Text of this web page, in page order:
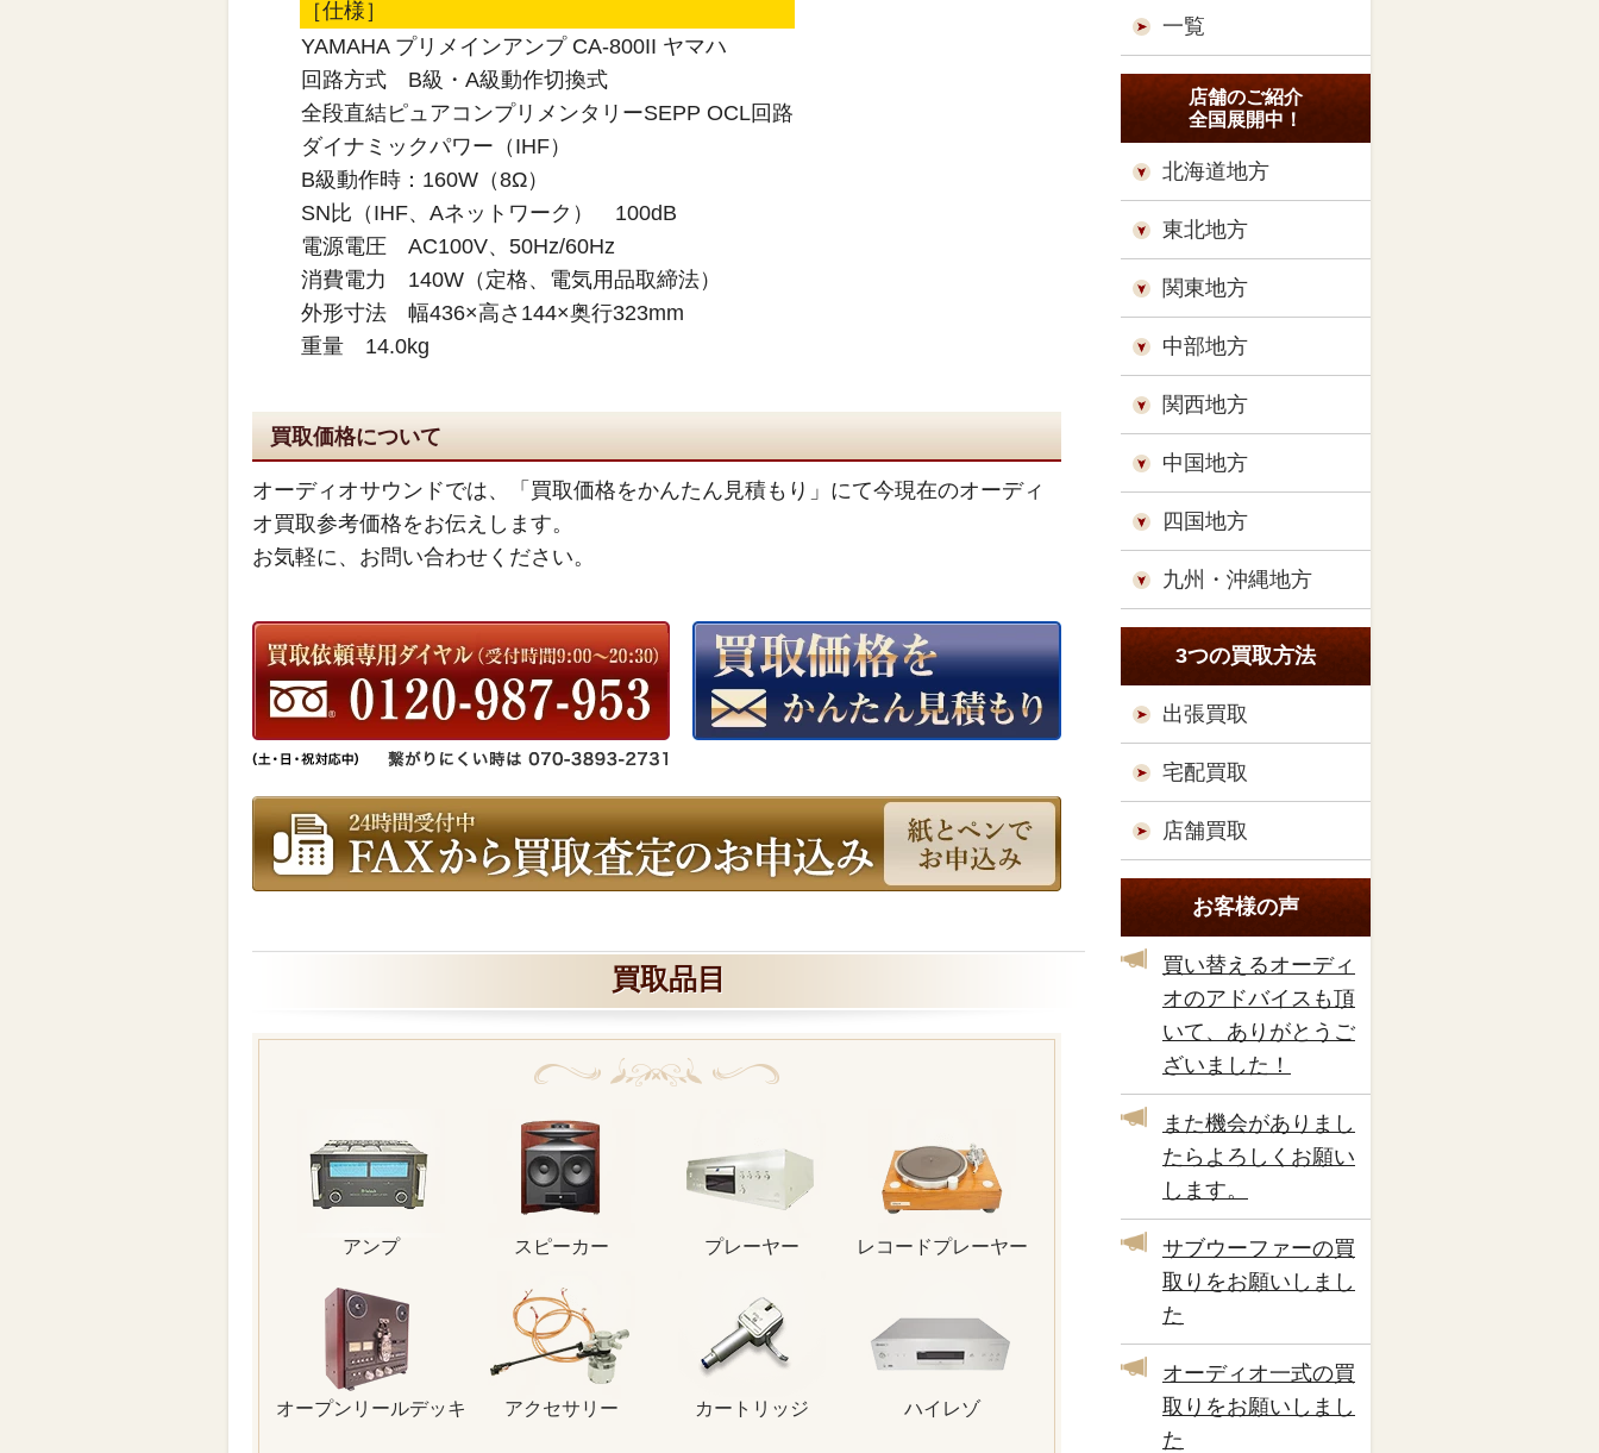
［仕様］
YAMAHA プリメインアンプ CA-800II ヤマハ
回路方式 B級・A級動作切換式
全段直結ピュアコンプリメンタリーSEPP OCL回路
ダイナミックパワー（IHF）
B級動作時：160W（8Ω）
SN比（IHF、Aネットワーク） 100dB
電源電圧 AC100V、50Hz/60Hz
消費電力 140W（定格、電気用品取締法）
外形寸法 幅436×高さ144×奥行323mm
重量 14.0kg
買取価格について
オーディオサウンドでは、「買取価格をかんたん見積もり」にて今現在のオーディ
オ買取参考価格をお伝えします。
お気軽に、お問い合わせください。
買取品目
アンプ スピーカー プレーヤー レコードプレーヤー
オープンリールデッキ アクセサリー カートリッジ ハイレゾ
一覧
店舗のご紹介
全国展開中！
北海道地方
東北地方
関東地方
中部地方
関西地方
中国地方
四国地方
九州・沖縄地方
3つの買取方法
出張買取
宅配買取
店舗買取
お客様の声
買い替えるオーディ
オのアドバイスも頂
いて、ありがとうご
ざいました！
また機会がありまし
たらよろしくお願い
します。
サブウーファーの買
取りをお願いしまし
た
オーディオ一式の買
取りをお願いしまし
た